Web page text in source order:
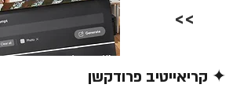
>>
✦ קריאייטיב פרודקשן